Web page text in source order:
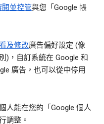
閱並控管與您「Google 帳
及修改廣告偏好設定 (像
)，自訂系統在 Google 和
廣告，也可以從中停用
人能在您的「Google 個人
調整。